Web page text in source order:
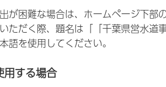
が困難な場合は、ホームページ下部
ただく際、題名は「「千葉県営水道
語を使用してください。
する場合